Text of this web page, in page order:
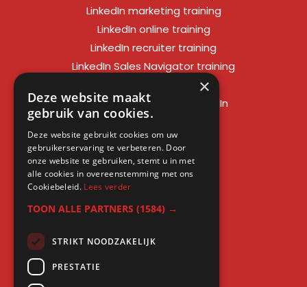
LinkedIn marketing training
LinkedIn online training
LinkedIn recruiter training
LinkedIn Sales Navigator training
LinkedIn sales training
Social media training LinkedIn
LinkedIn expert training
LinkedIn workshop
LinkedIn cursus
Cursus LinkedIn zakelijk
×
Deze website maakt
gebruik van cookies.
Deze website gebruikt cookies om uw
gebruikerservaring te verbeteren. Door
onze website te gebruiken, stemt u in met
alle cookies in overeenstemming met ons
Cookiebeleid. Lees verder
TOON ALLE PARTNERS (1584) →
STRIKT NOODZAKELIJK
PRESTATIE